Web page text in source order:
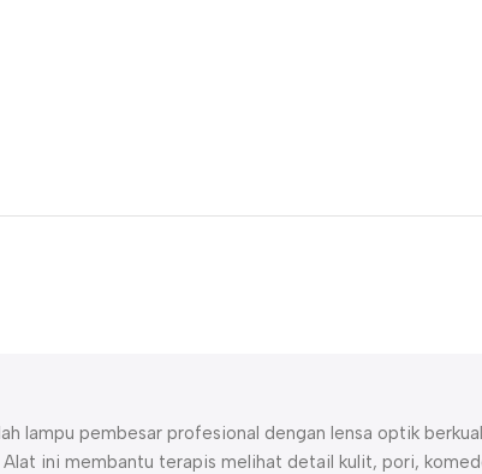
lampu pembesar profesional dengan lensa optik
ini membantu terapis melihat detail kulit, pori,